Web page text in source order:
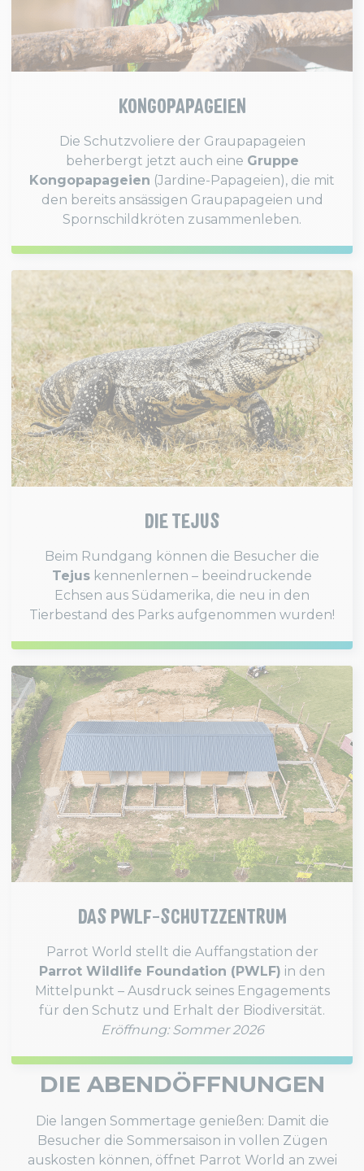
KONGOPAPAGEIEN
Die Schutzvoliere der Graupapageien
beherbergt jetzt auch eine Gruppe
Kongopapageien (Jardine-Papageien), die mit
den bereits ansässigen Graupapageien und
Spornschildkröten zusammenleben.
DIE TEJUS
Beim Rundgang können die Besucher die
Tejus kennenlernen – beeindruckende
Echsen aus Südamerika, die neu in den
Tierbestand des Parks aufgenommen wurden!
DAS PWLF-SCHUTZZENTRUM
Parrot World stellt die Auffangstation der
Parrot Wildlife Foundation (PWLF) in den
Mittelpunkt – Ausdruck seines Engagements
für den Schutz und Erhalt der Biodiversität.
Eröffnung: Sommer 2026
DIE ABENDÖFFNUNGEN
Die langen Sommertage genießen: Damit die
Besucher die Sommersaison in vollen Zügen
auskosten können, öffnet Parrot World an zwei